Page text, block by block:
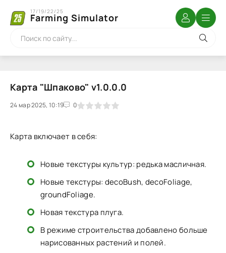
Farming Simulator
17/19/22/25
Карта "Шпаково" v1.0.0.0
24 мар 2025, 10:19 0
1 2 3 4 5
Карта включает в себя:
Новые текстуры культур: редька масличная.
Новые текстуры: decoBush, decoFoliage,
groundFoliage.
Новая текстура плуга.
В режиме строительства добавлено больше
нарисованных растений и полей.